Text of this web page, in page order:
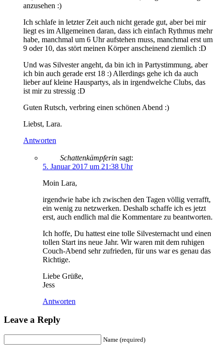
anzusehen :)
Ich schlafe in letzter Zeit auch nicht gerade gut, aber bei mir
liegt es im Allgemeinen daran, dass ich einfach Rythmus mehr
habe, manchmal um 6 Uhr aufstehen muss, manchmal erst um
9 oder 10, das stört meinen Körper anscheinend ziemlich :D
Und was Silvester angeht, da bin ich in Partystimmung, aber
ich bin auch gerade erst 18 :) Allerdings gehe ich da auch
lieber auf kleine Hauspartys, als in irgendwelche Clubs, das
ist mir zu stressig :D
Guten Rutsch, verbring einen schönen Abend :)
Liebst, Lara.
Antworten
Schattenkämpferin sagt:
5. Januar 2017 um 21:38 Uhr
Moin Lara,
irgendwie habe ich zwischen den Tagen völlig verrafft,
ein wenig zu netzwerken. Deshalb schaffe ich es jetzt
erst, auch endlich mal die Kommentare zu beantworten.
Ich hoffe, Du hattest eine tolle Silvesternacht und einen
tollen Start ins neue Jahr. Wir waren mit dem ruhigen
Couch-Abend sehr zufrieden, für uns war es genau das
Richtige.
Liebe Grüße,
Jess
Antworten
Leave a Reply
Name (required)